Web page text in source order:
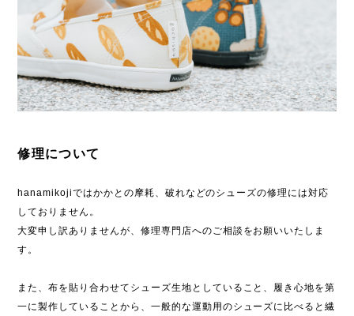
修理について
hanamikojiではかかとの摩耗、破れなどのシューズの修理には対応
しておりません。
大変申し訳ありませんが、修理専門店へのご相談をお願いいたしま
す。
また、布を貼り合わせてシューズ生地としていること、履き心地を第
一に製作していることから、一般的な運動用のシューズに比べると繊